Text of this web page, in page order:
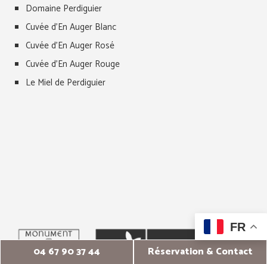
Domaine Perdiguier
Cuvée d’En Auger Blanc
Cuvée d’En Auger Rosé
Cuvée d’En Auger Rouge
Le Miel de Perdiguier
04 67 90 37 44 Réservation & Contact
FR